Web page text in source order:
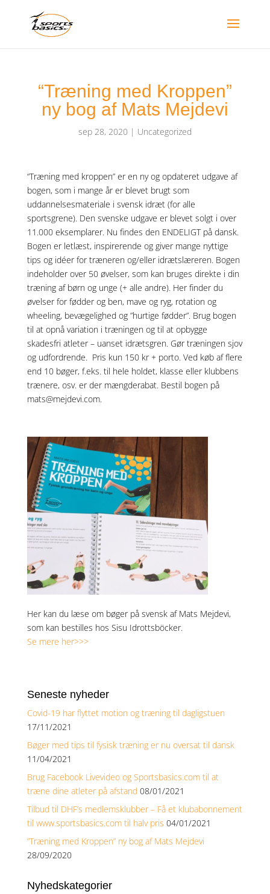
“Træning med Kroppen”
ny bog af Mats Mejdevi
sep 28, 2020 | Uncategorized
“Træning med kroppen” er en ny og opdateret udgave af
bogen, som i mange år er blevet brugt som
uddannelsesmateriale i svensk idræt (for alle
sportsgrene). Den svenske udgave er blevet solgt i over
11.000 eksemplarer. Nu findes den ENDELIGT på dansk.
Bogen er letlæst, inspirerende og giver mange nyttige
tips og idéer for træneren og/eller idrætslæreren. Bogen
indeholder over 50 øvelser, som kan bruges direkte i din
træning af børn og unge (+ alle andre). Her finder du
øvelser for fødder og ben, mave og ryg, rotation og
wheeling, bevægelighed og ”hurtige fødder”. Brug bogen
til at opnå variation i træningen og til at opbygge
skadesfri atleter – uanset idrætsgren. Gør træningen sjov
og udfordrende. Pris kun 150 kr + porto. Ved køb af flere
end 10 bøger, f.eks. til hele holdet, klasse eller klubbens
trænere, osv. er der mængderabat. Bestil bogen på
mats@mejdevi.com.
Her kan du læse om bøger på svensk af Mats Mejdevi,
som kan bestilles hos Sisu Idrottsböcker.
Se mere her>>>
Seneste nyheder
Covid-19 har flyttet motion og træning til dagligstuen
17/11/2021
Bøger med tips til fysisk træning er nu oversat til dansk
11/04/2021
Brug Facebook Livevideo og Sportsbasics.com til at
træne dine atleter på afstand 08/01/2021
Tilbud til DHF’s medlemsklubber – Få et klubabonnement
til www.sportsbasics.com til halv pris 04/01/2021
“Træning med Kroppen” ny bog af Mats Mejdevi
28/09/2020
Nyhedskategorier